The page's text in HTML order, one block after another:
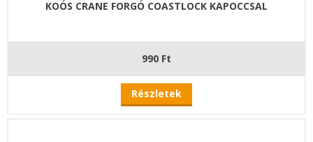
KOÓS CRANE FORGÓ COASTLOCK KAPOCCSAL
990 Ft
Részletek